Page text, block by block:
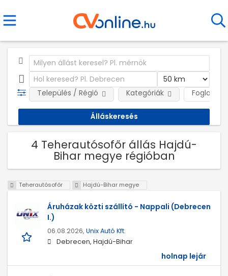
Település / Régió Kategóriák
4 Teherautósofőr állás Hajdú-
Bihar megye régióban
Teherautósofőr Hajdú-Bihar megye
Áruházak közti szállító - Nappali (Debrecen
I.)
06.08.2026, Unix Autó Kft.
Debrecen, Hajdú-Bihar
holnap lejár